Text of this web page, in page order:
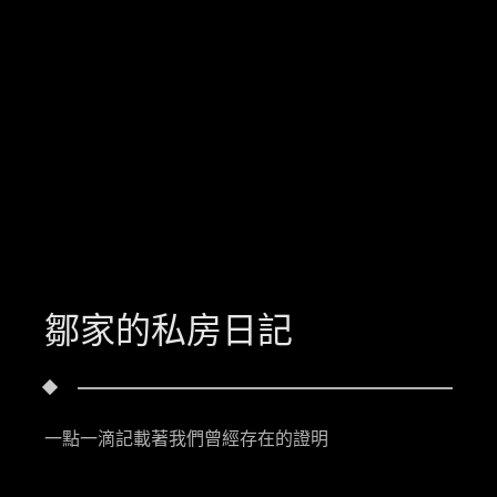
鄒家的私房日記
一點一滴記載著我們曾經存在的證明